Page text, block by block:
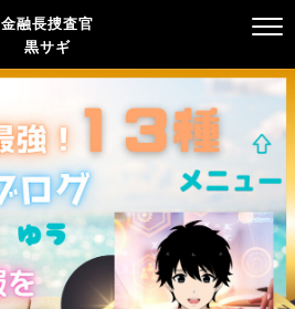
金融長捜査官
黒サギ